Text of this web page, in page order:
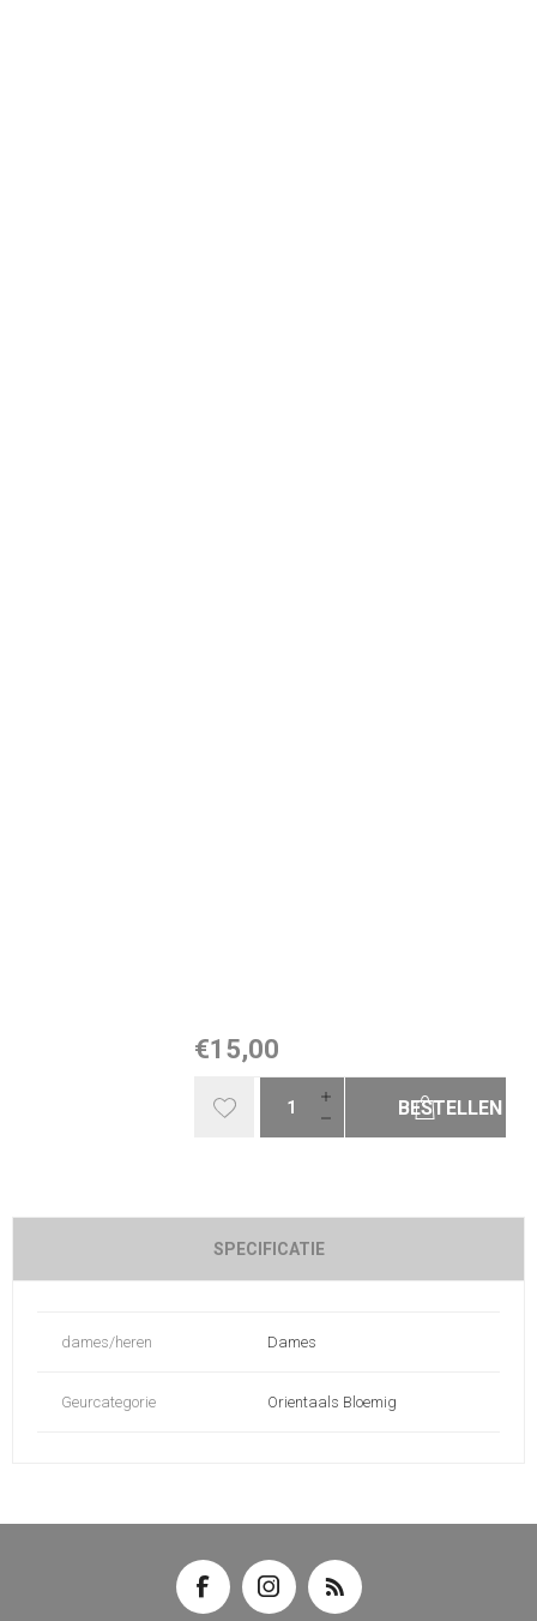
€15,00
BESTELLEN
SPECIFICATIE
dames/heren Dames
Geurcategorie Orientaals Bloemig